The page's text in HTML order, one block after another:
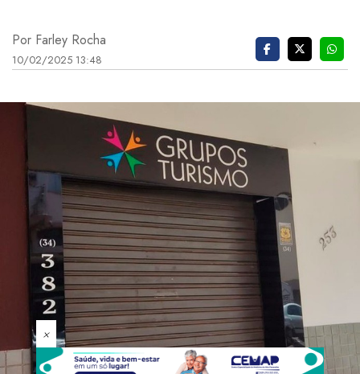
Por Farley Rocha
10/02/2025 13:48
×